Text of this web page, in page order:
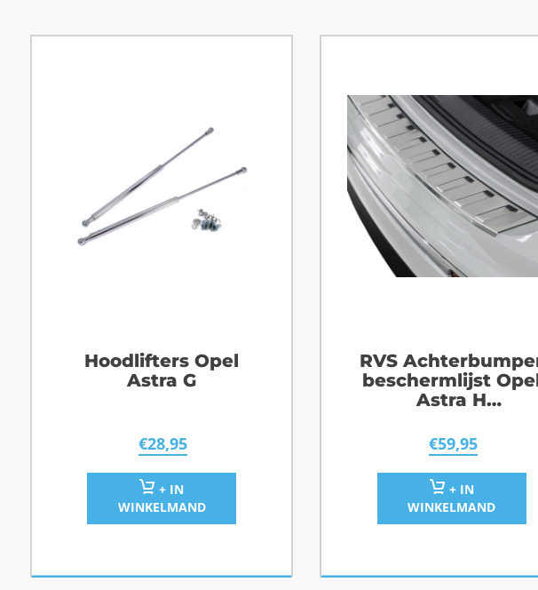
Hoodlifters Opel
Astra G
€28,95
+ IN
WINKELMAND
RVS
beschermlijst
Astra H
€59,95
+ IN
WINKELMAND